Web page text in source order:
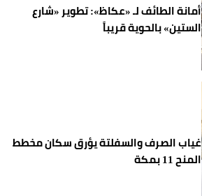
أمانة الطائف لـ «عكاظ»: تطوير «شارع
الستين» بالحوية قريباً
غياب الصرف والسفلتة يؤرق سكان مخطط
المنح 11 بمكة